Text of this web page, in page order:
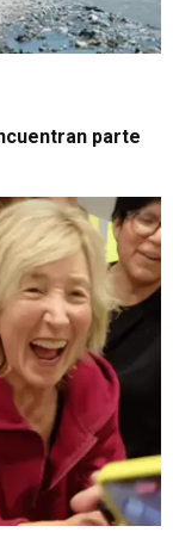
parte